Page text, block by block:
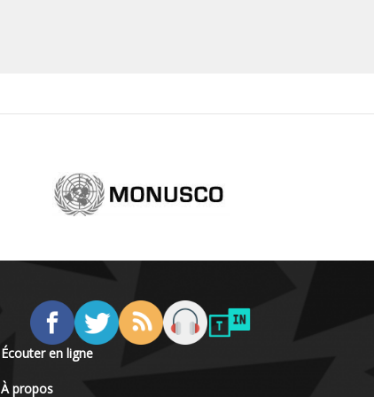
Écouter en ligne
À propos